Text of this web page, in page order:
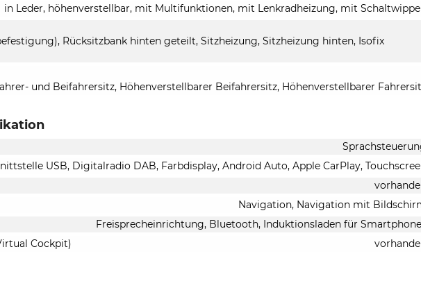
in Leder, höhenverstellbar, mit Multifunktionen, mit Lenkradheizung, mit
Rücksitzbank hinten geteilt, Sitzheizung, Sitzheizung hinten, Isofix
und Beifahrersitz, Höhenverstellbarer Beifahrersitz, Höhenverstellbarer
USB, Digitalradio DAB, Farbdisplay, Android Auto, Apple CarPlay,
Navigation, Navigation mit
Freisprecheinrichtung, Bluetooth, Induktionsladen für
Cockpit)